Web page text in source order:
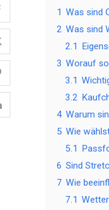
1 Was sind
2 Was sind
2.1
3 Worauf
3.1
3.2
4 Warum
5 Wie
5.1
6 Sind
7 Wie
7.1